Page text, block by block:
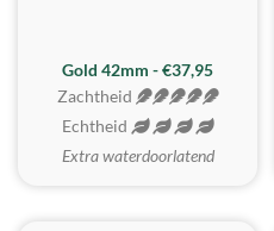
ZACHTSTE
Gold 42mm - €37,95
Zachtheid
Echtheid
Extra waterdoorlatend